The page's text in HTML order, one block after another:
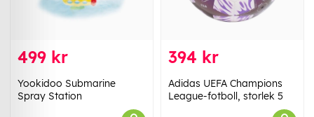
499 kr
Yookidoo Submarine
Spray Station
394 kr
Adidas UEFA Champions
League-fotboll, storlek 5